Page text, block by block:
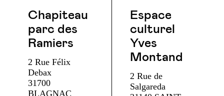
Chapiteau
parc des
Ramiers
2 Rue Félix
Debax
31700
BLAGNAC
Espace
culturel
Yves
Montand
2 Rue de
Salgareda